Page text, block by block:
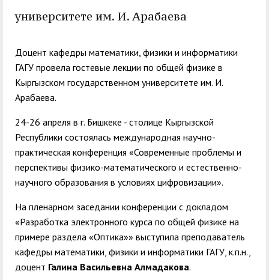
отпуска обучающимся
университете им. И. Арабаева
Доцент кафедры математики, физики и информатики
ГАГУ провела гостевые лекции по общей физике в
Кыргызском государственном университете им. И.
Арабаева.
24-26 апреля в г. Бишкеке - столице Кыргызской
Республики состоялась международная научно-
практическая конференция «Современные проблемы и
перспективы физико-математического и естественно-
научного образования в условиях цифровизации».
На пленарном заседании конференции с докладом
«Разработка электронного курса по общей физике на
примере раздела «Оптика»» выступила преподаватель
кафедры математики, физики и информатики ГАГУ, к.п.н.,
доцент Галина Васильевна Алмадакова.